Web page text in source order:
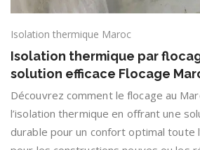
Isolation thermique Maroc
Isolation thermique par
solution efficace Flocage
Découvrez comment le flocage au
l’isolation thermique en offrant une
durable pour un confort optimal toute